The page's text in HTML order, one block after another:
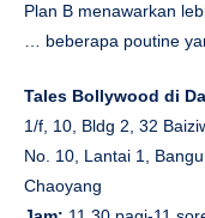
Plan B menawarkan
… beberapa poutine
Tales Bollywood di
1/f, 10, Bldg 2, 32
No. 10, Lantai 1,
Chaoyang